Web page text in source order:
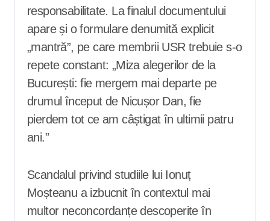
responsabilitate. La finalul documentului
apare și o formulare denumită explicit
„mantră”, pe care membrii USR trebuie s-o
repete constant: „Miza alegerilor de la
București: fie mergem mai departe pe
drumul început de Nicușor Dan, fie
pierdem tot ce am câștigat în ultimii patru
ani.”
Scandalul privind studiile lui Ionuț
Moșteanu a izbucnit în contextul mai
multor neconcordanțe descoperite în